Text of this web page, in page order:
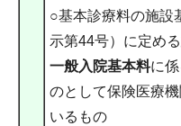
○基本診療料の施設
示第44号）に定める
一般入院基本料に
のとして保険医療
いるもの